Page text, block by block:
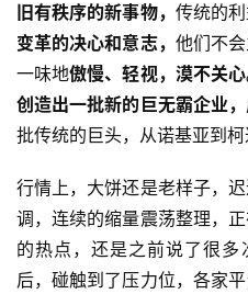
旧有秩序的新事物， 传统的利
变革的决心和意志， 他们不
一味地傲慢、轻视，漠不关
创造出一批新的巨无霸企业，
批传统的巨头，从诺基亚到柯
行情上，大饼还是老样子，
调，连续的缩量震荡整理，
的热点，还是之前说了很
后，碰触到了压力位，各家